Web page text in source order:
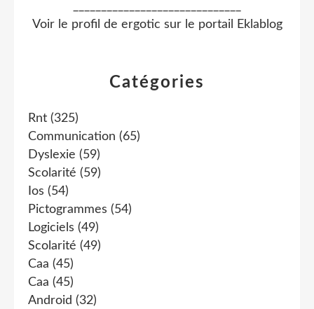
Catégories
Rnt (325)
Communication (65)
Dyslexie (59)
Scolarité (59)
Ios (54)
Pictogrammes (54)
Logiciels (49)
Scolarité (49)
Caa (45)
Caa (45)
Android (32)
Voir le profil de ergotic sur le portail Eklablog